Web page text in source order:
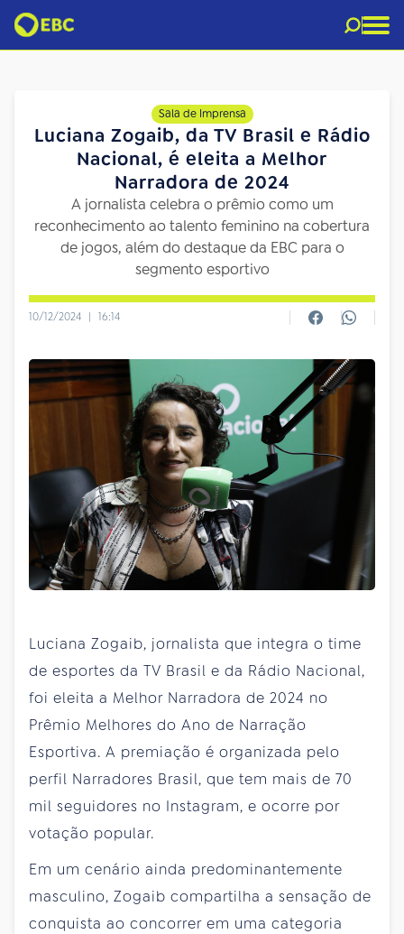
Sala de Imprensa
Luciana Zogaib, da TV Brasil e Rádio
Nacional, é eleita a Melhor
Narradora de 2024
A jornalista celebra o prêmio como um
reconhecimento ao talento feminino na cobertura
de jogos, além do destaque da EBC para o
segmento esportivo
10/12/2024 | 16:14
Luciana Zogaib, jornalista que integra o time
de esportes da TV Brasil e da Rádio Nacional,
foi eleita a Melhor Narradora de 2024 no
Prêmio Melhores do Ano de Narração
Esportiva. A premiação é organizada pelo
perfil Narradores Brasil, que tem mais de 70
mil seguidores no Instagram, e ocorre por
votação popular.
Em um cenário ainda predominantemente
masculino, Zogaib compartilha a sensação de
conquista ao concorrer em uma categoria